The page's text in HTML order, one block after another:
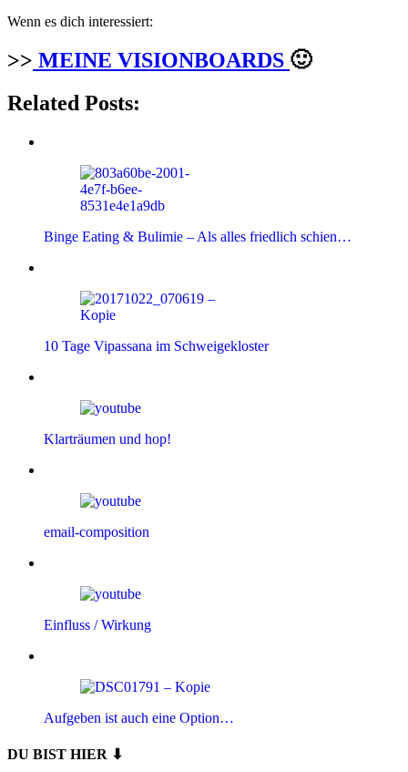
Wenn es dich interessiert:
>> MEINE VISIONBOARDS 🙂
Related Posts:
Binge Eating & Bulimie – Als alles friedlich schien…
10 Tage Vipassana im Schweigekloster
Klarträumen und hop!
email-composition
Einfluss / Wirkung
Aufgeben ist auch eine Option…
DU BIST HIER ⬇